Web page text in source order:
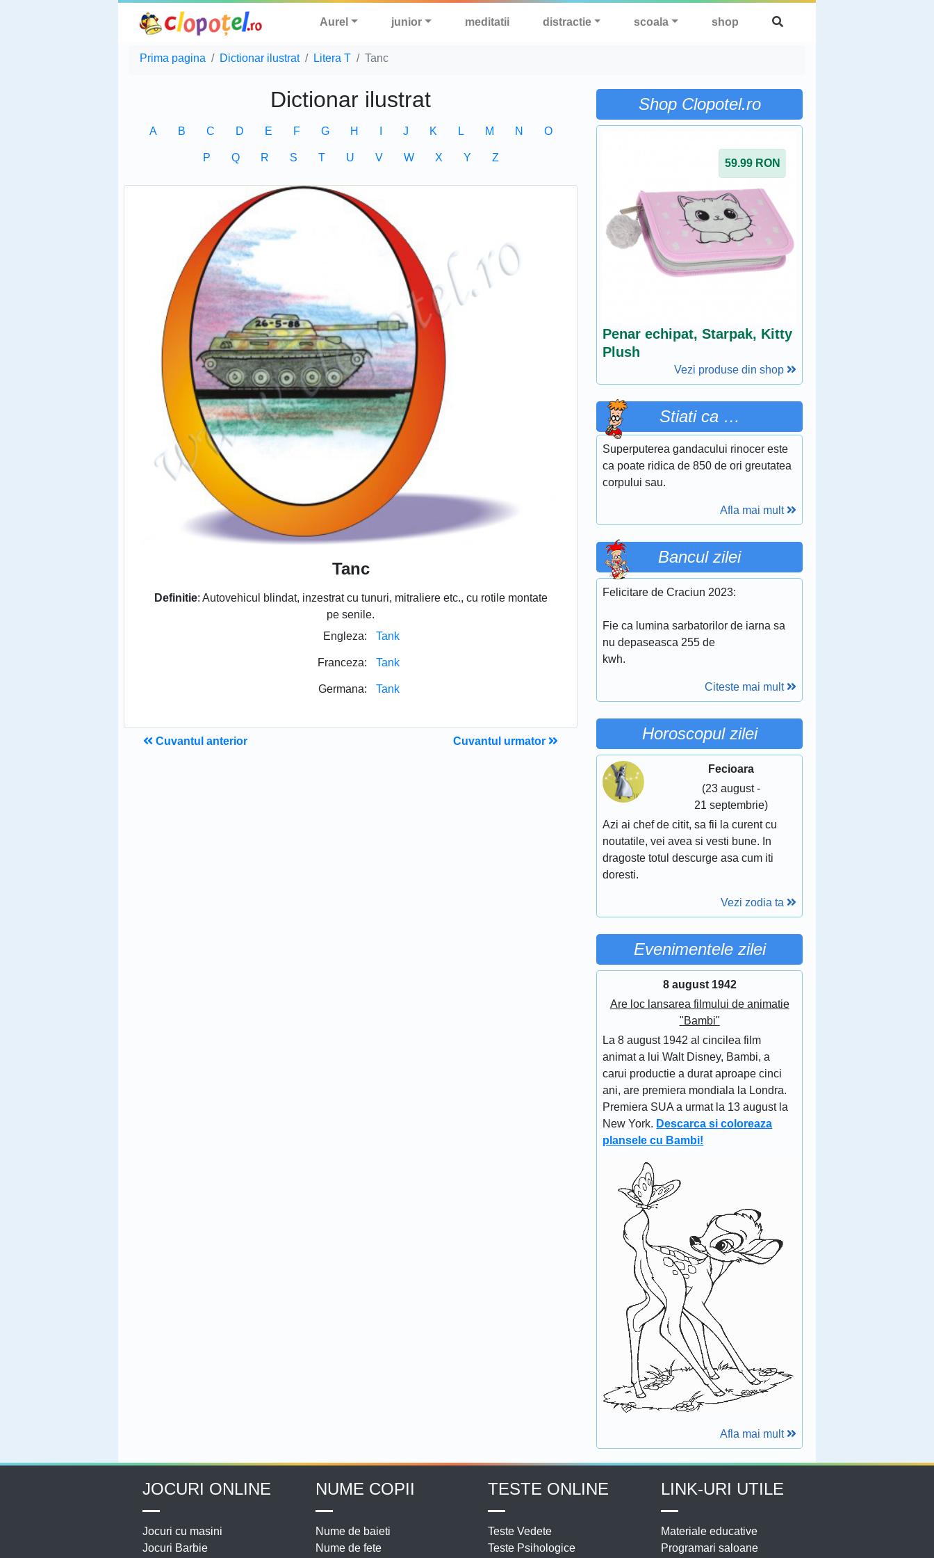
Aurel junior meditatii distractie scoala shop
Prima pagina Dictionar ilustrat Litera T Tanc
Dictionar ilustrat
A B C D E F G H J K L M N O
P Q R S T U V W X Y Z
Tanc
Definitie: Autovehicul blindat, inzestrat cu tunuri, mitraliere etc., cu rotile montate
pe senile.
Engleza:
Tank
Franceza: Tank
Germana: Tank
Cuvantul anterior Cuvantul urmator
Shop Clopotel.ro
59.99 RON
Penar echipat, Starpak, Kitty
Plush
Vezi produse din shop
Stiati ca …
Superputerea gandacului rinocer este
ca poate ridica de 850 de ori greutatea
corpului sau.
Afla mai mult
Bancul zilei
Felicitare de Craciun 2023:
Fie ca lumina sarbatorilor de iarna sa
nu depaseasca 255 de
kwh.
Citeste mai mult
Horoscopul zilei
Fecioara
(23 august -
21 septembrie)
Azi ai chef de citit, sa fii la curent cu
noutatile, vei avea si vesti bune. In
dragoste totul descurge asa cum iti
doresti.
Vezi zodia ta
Evenimentele zilei
8 august 1942
Are loc lansarea filmului de animatie
"Bambi"
La 8 august 1942 al cincilea film
animat a lui Walt Disney, Bambi, a
carui productie a durat aproape cinci
ani, are premiera mondiala la Londra.
Premiera SUA a urmat la 13 august la
New York. Descarca si coloreaza
plansele cu Bambi!
Afla mai mult
JOCURI ONLINE
Jocuri cu masini
Jocuri Barbie
NUME COPII
Nume de baieti
Nume de fete
TESTE ONLINE
Teste Vedete
Teste Psihologice
LINK-URI UTILE
Materiale educative
Programari saloane